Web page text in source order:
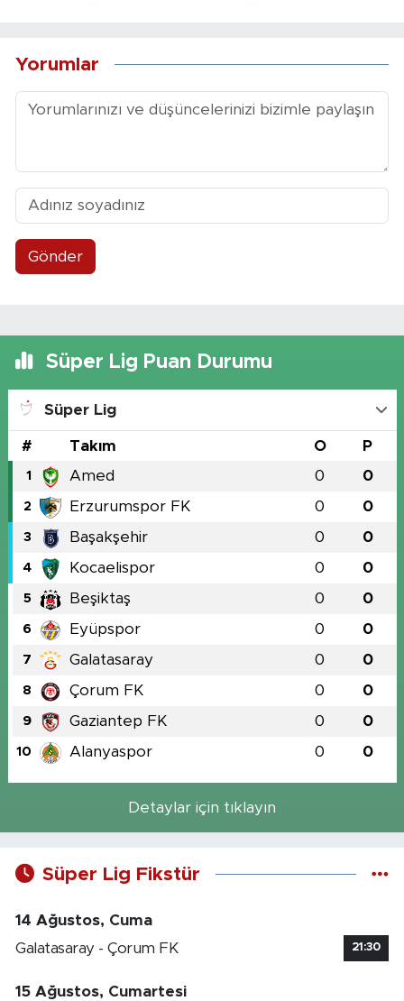
Yorumlar
Gönder
Süper Lig Puan Durumu
Süper Lig
# Takım O P
1 Amed 0 0
2 Erzurumspor FK 0 0
3 Başakşehir 0 0
4 Kocaelispor 0 0
5 Beşiktaş 0 0
6 Eyüpspor 0 0
7 Galatasaray 0 0
8 Çorum FK 0 0
9 Gaziantep FK 0 0
10 Alanyaspor 0 0
Detaylar için tıklayın
Süper Lig Fikstür
14 Ağustos, Cuma
Galatasaray - Çorum FK
21:30
15 Ağustos, Cumartesi